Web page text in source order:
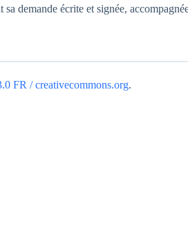
demande écrite et signée,
FR / creativecommons.org.